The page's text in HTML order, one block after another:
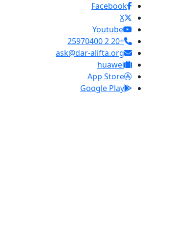
Facebook
X
Youtube
+20 2 25970400
ask@dar-alifta.org
huawei
App Store
Google Play